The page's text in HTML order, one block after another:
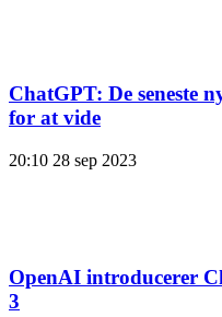
ChatGPT: De seneste
for at vide
20:10 28 sep 2023
OpenAI introducerer
3